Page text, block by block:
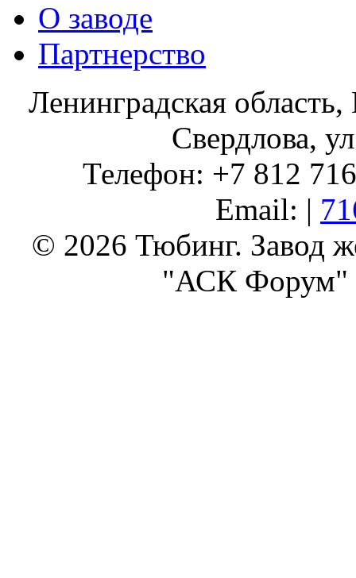
О заводе
Партнерство
Ленинградская
Свердлова,
Телефон: +7 812
Email: |
© 2026 Тюбинг. Завод
"АСК Форум"